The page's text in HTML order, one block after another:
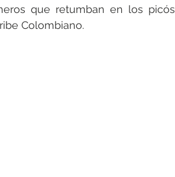
que retumban en los picós
Colombiano.